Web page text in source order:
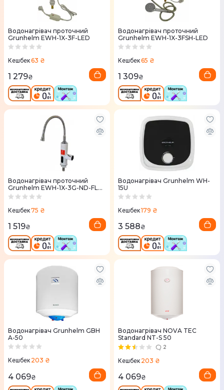
Водонагрівач проточний
Grunhelm EWH-1X-3F-LED
Кешбек63 ₴
1 279₴
Водонагрівач проточний
Grunhelm EWH-1X-3FSH-LED
Кешбек65 ₴
1 309₴
Водонагрівач проточний
Grunhelm EWH-1X-3G-ND-FLX-
LED
Кешбек75 ₴
1 519₴
Водонагрівач Grunhelm WH-
15U
Кешбек179 ₴
3 588₴
Водонагрівач Grunhelm GBH
A-50
Кешбек 203 ₴
4 069₴
Водонагрівач NOVA TEC
Standard NT-S 50
2
Кешбек 203 ₴
4 069₴